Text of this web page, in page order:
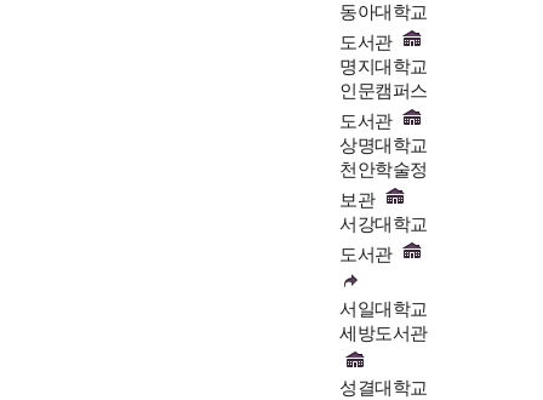
동아대학교
도서관
명지대학교
인문캠퍼스
도서관
상명대학교
천안학술정
보관
서강대학교
도서관
서일대학교
세방도서관
성결대학교